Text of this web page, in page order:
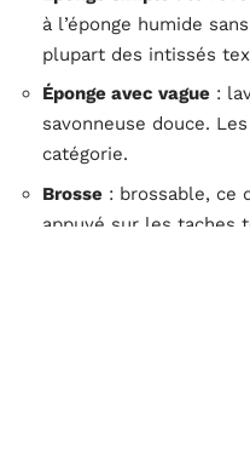
à l’éponge humide
plupart des intissés
Éponge avec vague :
savonneuse douce.
catégorie.
Brosse : brossable, ce
appuyé sur les taches